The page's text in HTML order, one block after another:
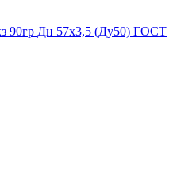
90гр Дн 57х3,5 (Ду50) ГОСТ